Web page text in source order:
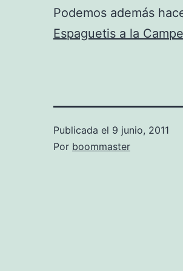
Podemos además
Espaguetis a la
Publicada el 9 junio, 2011
Por boommaster